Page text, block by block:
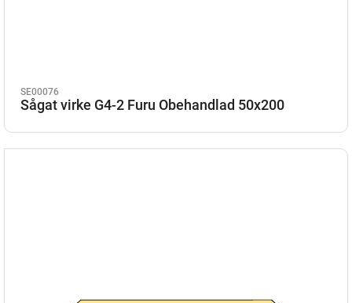
SE00076
Sågat virke G4-2 Furu Obehandlad 50x200